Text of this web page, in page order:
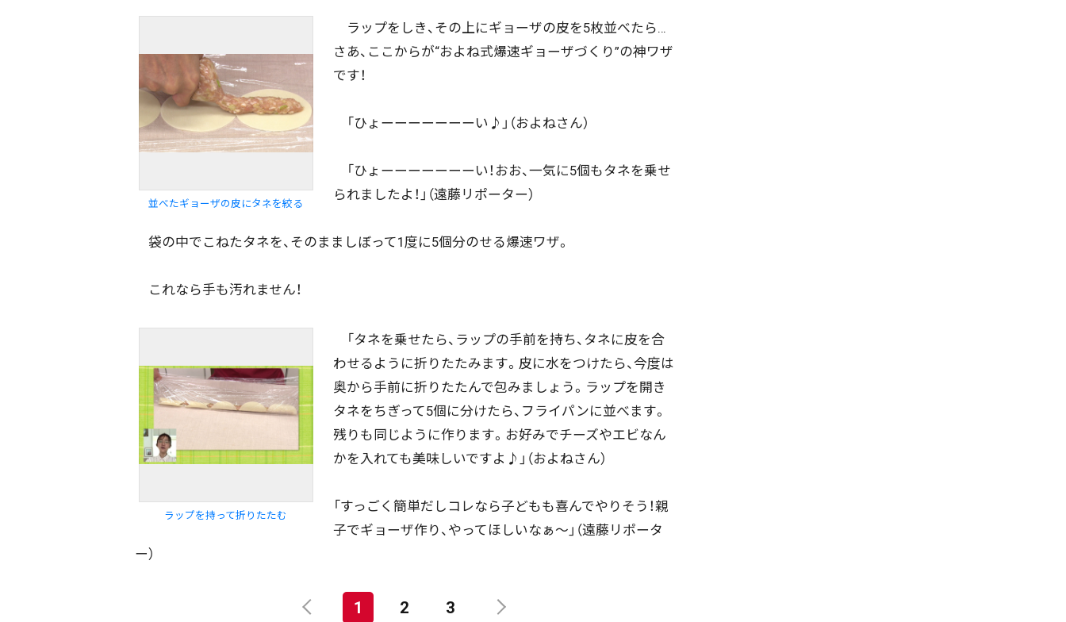
並べたギョーザの皮にタネを絞る
ラップをしき、その上にギョーザの皮を5枚並べたら…
さあ、ここからが“およね式爆速ギョーザづくり”の神ワザ
です！
「ひょーーーーーーーい♪」（およねさん）
「ひょーーーーーーーい！おお、一気に5個もタネを乗せ
られましたよ！」（遠藤リポーター）
袋の中でこねたタネを、そのまましぼって1度に5個分のせる爆速ワザ。
これなら手も汚れません！
ラップを持って折りたたむ
「タネを乗せたら、ラップの手前を持ち、タネに皮を合
わせるように折りたたみます。皮に水をつけたら、今度は
奥から手前に折りたたんで包みましょう。ラップを開き
タネをちぎって5個に分けたら、フライパンに並べます。
残りも同じように作ります。お好みでチーズやエビなん
かを入れても美味しいですよ♪」（およねさん）
「すっごく簡単だしコレなら子どもも喜んでやりそう！親
子でギョーザ作り、やってほしいなぁ〜」（遠藤リポータ
ー）
1 2 3
ニュース記事を探す
配信日 きのう 08月05日
カテゴリ 事件・事故 社会
エリア 道北 道央
期間を絞る
カテゴリで絞る 地域で絞る キーワードで絞る